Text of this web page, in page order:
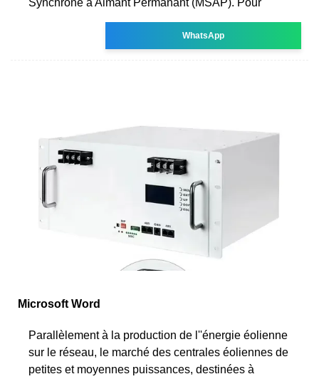
WhatsApp
Microsoft Word
Parallèlement à la production de l''énergie éolienne
sur le réseau, le marché des centrales éoliennes de
petites et moyennes puissances, destinées à